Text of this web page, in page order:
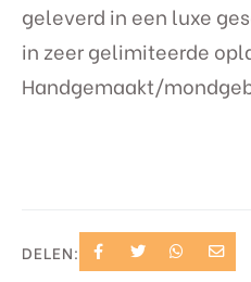
geleverd in een luxe
in zeer gelimiteerde
Handgemaakt/
DELEN: